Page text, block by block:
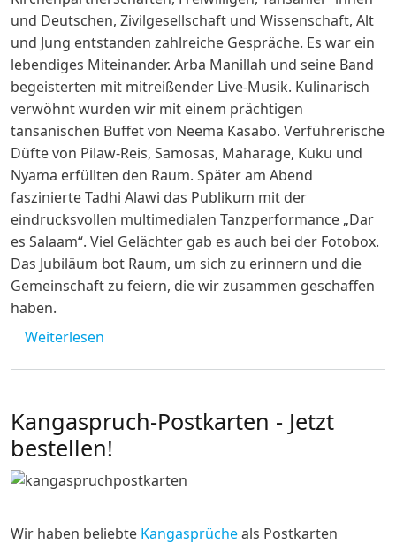
und Deutschen, Zivilgesellschaft und Wissenschaft, Alt
und Jung entstanden zahlreiche Gespräche. Es war ein
lebendiges Miteinander. Arba Manillah und seine Band
begeisterten mit mitreißender Live-Musik. Kulinarisch
verwöhnt wurden wir mit einem prächtigen
tansanischen Buffet von Neema Kasabo. Verführerische
Düfte von Pilaw-Reis, Samosas, Maharage, Kuku und
Nyama erfüllten den Raum. Später am Abend
faszinierte Tadhi Alawi das Publikum mit der
eindrucksvollen multimedialen Tanzperformance „Dar
es Salaam“. Viel Gelächter gab es auch bei der Fotobox.
Das Jubiläum bot Raum, um sich zu erinnern und die
Gemeinschaft zu feiern, die wir zusammen geschaffen
haben.
Weiterlesen
Kangaspruch-Postkarten - Jetzt
bestellen!
Wir haben beliebte Kangasprücheals Postkarten